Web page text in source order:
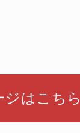
ジはこちら